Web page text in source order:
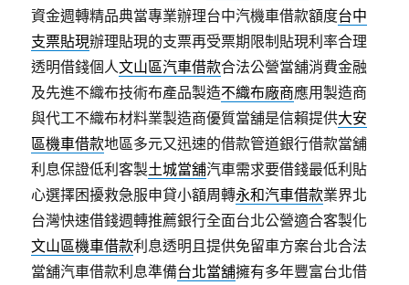
資金週轉精品典當專業辦理台中汽機車借款額度台中
支票貼現辦理貼現的支票再受票期限制貼現利率合理
透明借錢個人文山區汽車借款合法公營當舖消費金融
及先進不織布技術布產品製造不織布廠商應用製造商
與代工不織布材料業製造商優質當舖是信賴提供大安
區機車借款地區多元又迅速的借款管道銀行借款當舖
利息保證低利客製土城當舖汽車需求要借錢最低利貼
心選擇困擾救急服申貸小額周轉永和汽車借款業界北
台灣快速借錢週轉推薦銀行全面台北公營適合客製化
文山區機車借款利息透明且提供免留車方案台北合法
當舖汽車借款利息準備台北當舖擁有多年豐富台北借